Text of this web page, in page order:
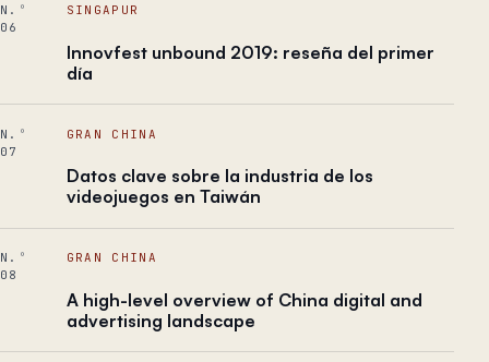
N.º
06
SINGAPUR
Innovfest unbound 2019: reseña del primer
día
N.º
07
GRAN CHINA
Datos clave sobre la industria de los
videojuegos en Taiwán
N.º
08
GRAN CHINA
A high-level​ ​overview of China digital and
advertising landscape